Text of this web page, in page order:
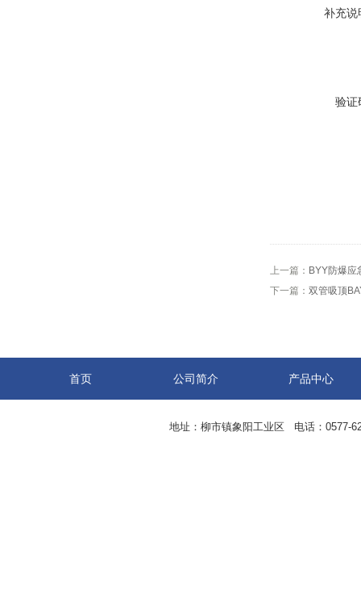
补充说
验证
上一篇： BYY防爆应
下一篇： 双管吸顶
首页 公司简介 产品中心
地址：柳市镇象阳工业区 电话：0577-